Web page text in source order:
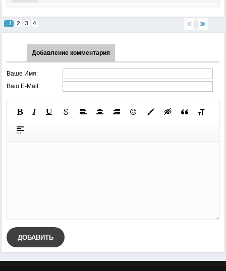
1 2 3 4
Добавление комментария
Ваше Имя:
Ваш E-Mail:
ДОБАВИТЬ